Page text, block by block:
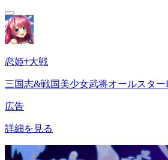
恋姫†大戦
三国志&戦国美少女武将オールスター
広告
詳細を見る